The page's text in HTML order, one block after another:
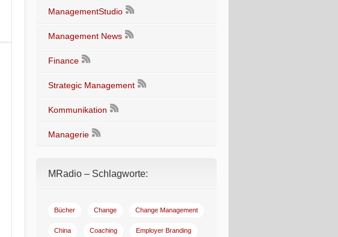
ManagementStudio
Management News
Finance
Strategic Management
Kommunikation
Managerie
MRadio – Schlagworte:
Bücher Change Change Management
China Coaching Employer Branding